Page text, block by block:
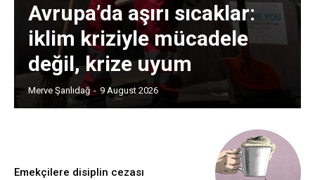
Avrupa’da aşırı sıcaklar:
iklim kriziyle mücadele
değil, krize uyum
Merve Şanlıdağ - 9 August 2026
Emekçilere disiplin cezası